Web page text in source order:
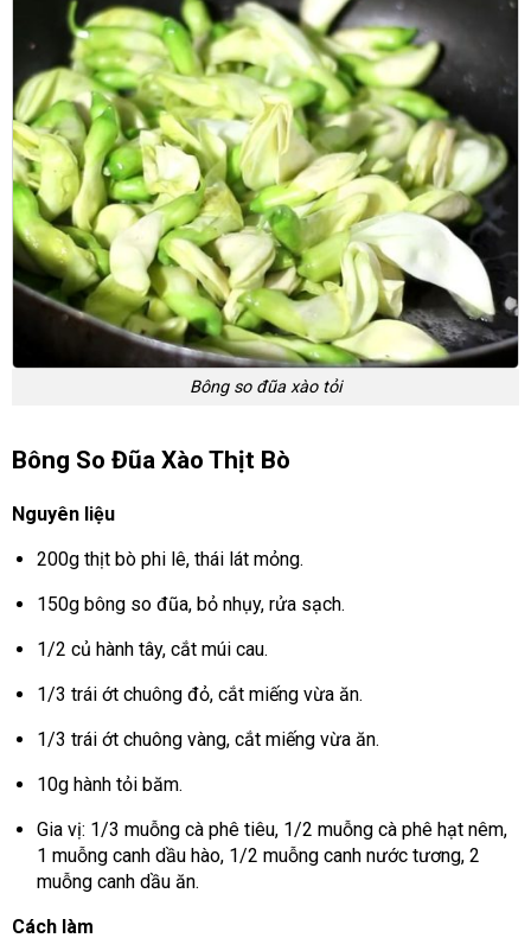
Bông so đũa xào tỏi
Bông So Đũa Xào Thịt Bò
Nguyên liệu
200g thịt bò phi lê, thái lát mỏng.
150g bông so đũa, bỏ nhụy, rửa sạch.
1/2 củ hành tây, cắt múi cau.
1/3 trái ớt chuông đỏ, cắt miếng vừa ăn.
1/3 trái ớt chuông vàng, cắt miếng vừa ăn.
10g hành tỏi băm.
Gia vị: 1/3 muỗng cà phê tiêu, 1/2 muỗng cà phê hạt nêm,
1 muỗng canh dầu hào, 1/2 muỗng canh nước tương, 2
muỗng canh dầu ăn.
Cách làm